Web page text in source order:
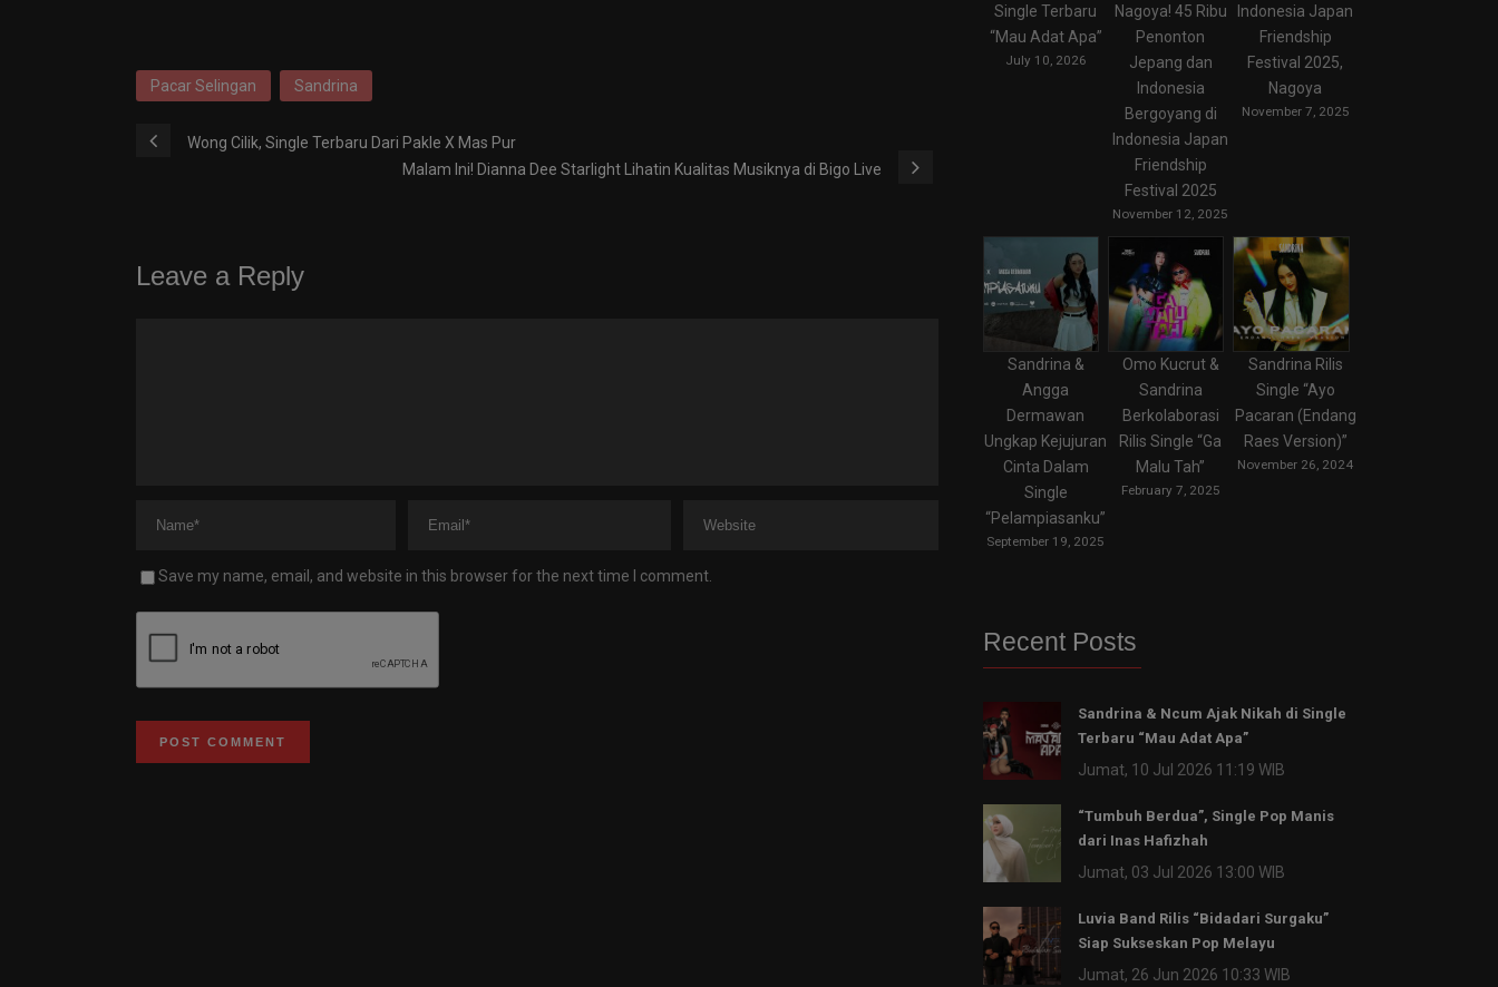
Pacar Selingan Sandrina
Wong Cilik, Single Terbaru Dari Pakle X Mas Pur
Malam Ini! Dianna Dee Starlight Lihatin Kualitas Musiknya di Bigo Live
Leave a Reply
Save my name, email, and website in this browser for the next time I comment.
Single Terbaru
“Mau Adat Apa”
July 10, 2026
Nagoya! 45 Ribu
Penonton
Jepang dan
Indonesia
Bergoyang di
Indonesia Japan
Friendship
Festival 2025
November 12, 2025
Indonesia Japan
Friendship
Festival 2025,
Nagoya
November 7, 2025
Sandrina &
Angga
Dermawan
Ungkap Kejujuran
Cinta Dalam
Single
“Pelampiasanku”
September 19, 2025
Omo Kucrut &
Sandrina
Berkolaborasi
Rilis Single “Ga
Malu Tah”
February 7, 2025
Sandrina Rilis
Single “Ayo
Pacaran (Endang
Raes Version)”
November 26, 2024
Recent Posts
Sandrina & Ncum Ajak Nikah di Single
Terbaru “Mau Adat Apa”
Jumat, 10 Jul 2026 11:19 WIB
“Tumbuh Berdua”, Single Pop Manis
dari Inas Hafizhah
Jumat, 03 Jul 2026 13:00 WIB
Luvia Band Rilis “Bidadari Surgaku”
Siap Sukseskan Pop Melayu
Jumat, 26 Jun 2026 10:33 WIB